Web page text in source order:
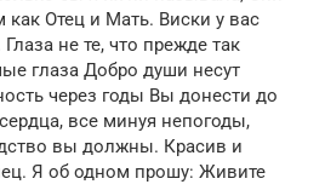
как Отец и Мать. Виски у вас
не те, что прежде так
глаза Добро души несут
через годы Вы донести до
все минуя непогоды,
вы должны. Красив и
Я об одном прошу: Живите